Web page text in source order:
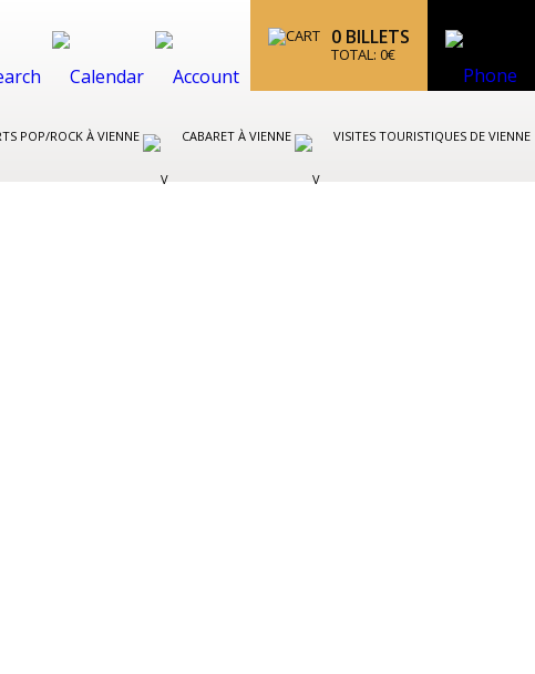
0 BILLETS
TOTAL: 0€
POP/ROCK À VIENNE CABARET À VIENNE VISITES TOURISTIQUES DE VIENNE